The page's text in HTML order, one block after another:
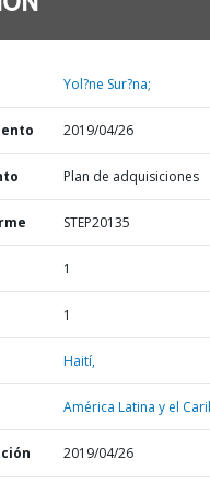
Yol?ne Sur?na;
2019/04/26
Plan de adquisiciones
STEP20135
1
1
Haití,
América Latina y el
2019/04/26